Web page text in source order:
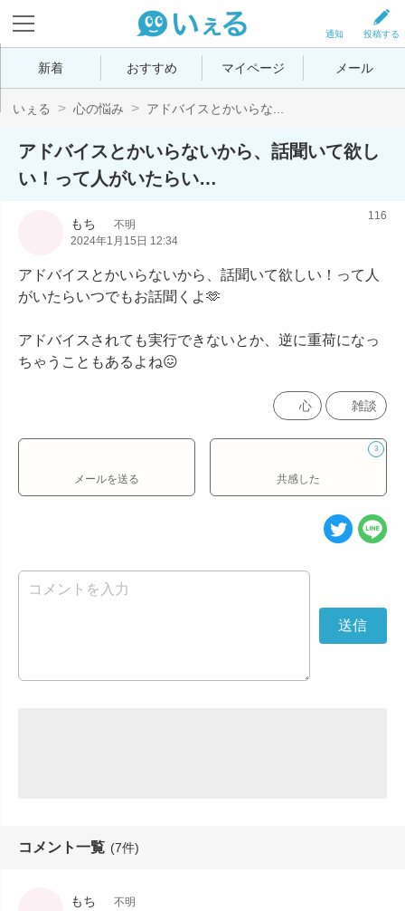
投稿する
通知
新着 おすすめ マイページ メール
いぇる 心の悩み アドバイスとかいらな...
アドバイスとかいらないから、話聞いて欲し
い！って人がいたらい…
もち
不明
2024年1月15日 12:34
116
アドバイスとかいらないから、話聞いて欲しい！って人
がいたらいつでもお話聞くよ🫶
アドバイスされても実行できないとか、逆に重荷になっ
ちゃうこともあるよね😖
心 雑談
メールを送る
3
共感した
コメント一覧 (7件)
もち
不明